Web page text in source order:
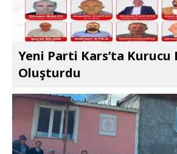
Yeni Parti Kars’ta Kurucu
Oluşturdu